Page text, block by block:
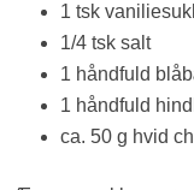
1 tsk
1/4 tsk salt
1 håndfuld
1 håndfuld
ca. 50 g hvid